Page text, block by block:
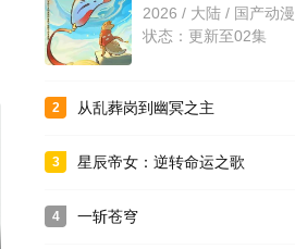
2026 / 大陆 / 国产动漫
状态：更新至02集
2 从乱葬岗到幽冥之主
3 星辰帝女：逆转命运之歌
4 一斩苍穹